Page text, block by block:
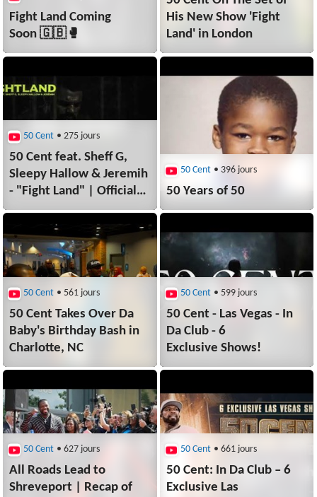
Fight Land Coming
Soon 🇬🇧🥊
His New Show 'Fight
Land' in London
50 Cent • 275 jours
50 Cent feat. Sheff G,
Sleepy Hallow & Jeremih
- "Fight Land" | Official
Lyric Video
50 Cent • 396 jours
50 Years of 50
50 Cent • 561 jours
50 Cent Takes Over Da
Baby's Birthday Bash in
Charlotte, NC
50 Cent • 599 jours
50 Cent - Las Vegas - In
Da Club - 6
Exclusive Shows!
50 Cent • 627 jours
All Roads Lead to
Shreveport | Recap of
50 Cent • 661 jours
50 Cent: In Da Club – 6
Exclusive Las